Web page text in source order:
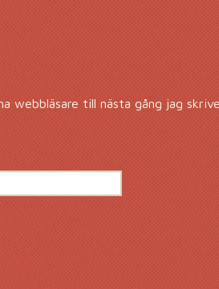
webbläsare till nästa gång jag